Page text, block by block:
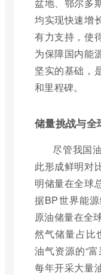
均实现快速增
有力支持，使
为保障国内能
坚实的基础，
和里程碑。
储量挑战与全
尽管我国
此形成鲜明对
明储量在全球
据BP世界能
原油储量在全
然气储量占比
油气资源的“
每年开采大量